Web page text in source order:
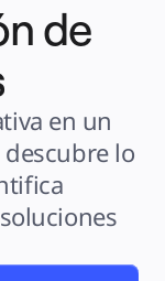
de
en un
descubre lo